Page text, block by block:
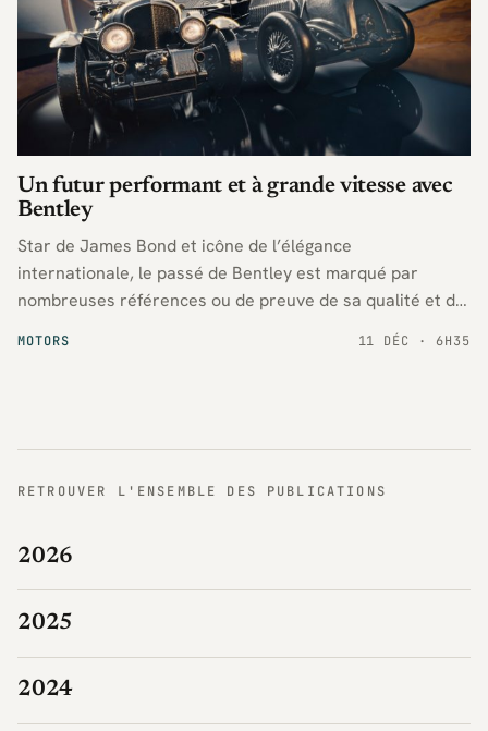
MOTORS
Un futur performant et à grande vitesse avec
Bentley
Star de James Bond et icône de l’élégance
internationale, le passé de Bentley est marqué par
nombreuses références ou de preuve de sa qualité et de
sa performance. C’est la star du Grand Tourisme
11 DÉC · 6H35
RETROUVER L'ENSEMBLE DES PUBLICATIONS
2026
2025
2024